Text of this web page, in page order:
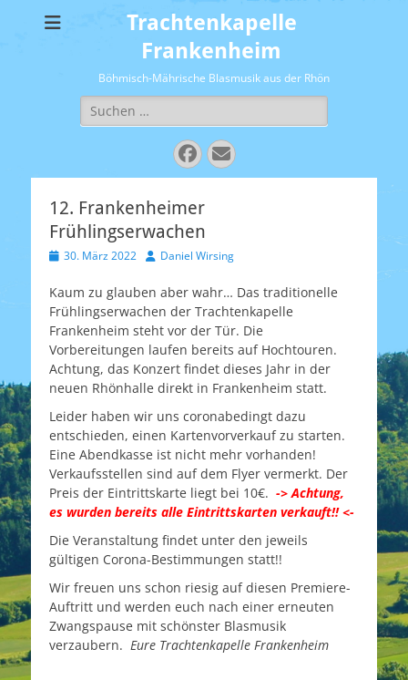
Trachtenkapelle
Frankenheim
Böhmisch-Mährische Blasmusik aus der Rhön
Suchen
nach:
Facebook
E-
Mail
12. Frankenheimer
Frühlingserwachen
Veröffentlicht
30. März 2022 AutorDaniel Wirsing
Kaum zu glauben aber wahr… Das traditionelle
Frühlingserwachen der Trachtenkapelle
Frankenheim steht vor der Tür. Die
Vorbereitungen laufen bereits auf Hochtouren.
Achtung, das Konzert findet dieses Jahr in der
neuen Rhönhalle direkt in Frankenheim statt.
Leider haben wir uns coronabedingt dazu
entschieden, einen Kartenvorverkauf zu starten.
Eine Abendkasse ist nicht mehr vorhanden!
Verkaufsstellen sind auf dem Flyer vermerkt. Der
Preis der Eintrittskarte liegt bei 10€. -> Achtung,
es wurden bereits alle Eintrittskarten verkauft!! <-
Die Veranstaltung findet unter den jeweils
gültigen Corona-Bestimmungen statt!!
Wir freuen uns schon riesig auf diesen Premiere-
Auftritt und werden euch nach einer erneuten
Zwangspause mit schönster Blasmusik
verzaubern. Eure Trachtenkapelle Frankenheim